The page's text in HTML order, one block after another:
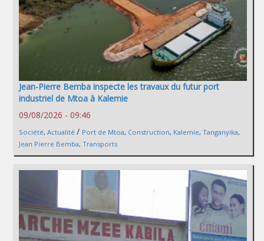
Jean-Pierre Bemba inspecte les travaux du futur port
industriel de Mtoa à Kalemie
09/08/2026 - 09:46
Société, Actualité / Port de Mtoa, Construction, Kalemie, Tanganyika,
Jean Pierre Bemba, Transports